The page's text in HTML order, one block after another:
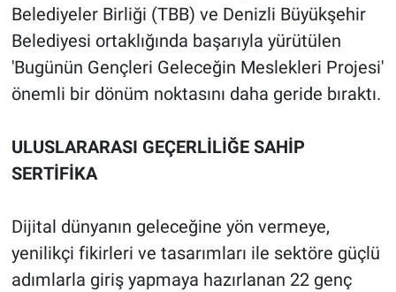
Belediyeler Birliği (TBB) ve Denizli Büyükşehir
Belediyesi ortaklığında başarıyla yürütülen
'Bugünün Gençleri Geleceğin Meslekleri Projesi'
önemli bir dönüm noktasını daha geride bıraktı.
ULUSLARARASI GEÇERLİLİĞE SAHİP
SERTİFİKA
Dijital dünyanın geleceğine yön vermeye,
yenilikçi fikirleri ve tasarımları ile sektöre güçlü
adımlarla giriş yapmaya hazırlanan 22 genç